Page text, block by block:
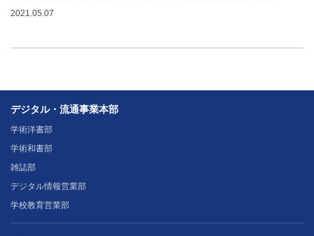
2021.05.07
デジタル・流通事業本部
学術洋書部
学術和書部
雑誌部
デジタル情報営業部
学校教育営業部